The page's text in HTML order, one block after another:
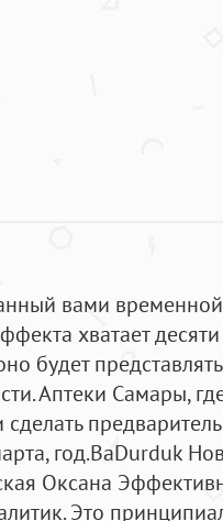
вами
хватает
будет
Аптеки Самары,
год.BaDurduk
Оксана
Это